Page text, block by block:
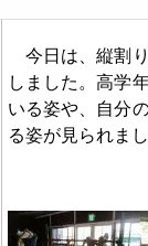
今日は、縦割
しました。高学
いる姿や、自分
る姿が見られまし